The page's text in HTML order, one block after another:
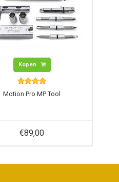
Kopen
Motion Pro MP Tool
€89,00